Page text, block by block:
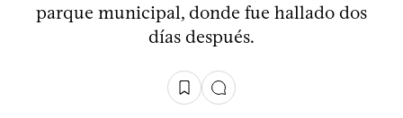
parque municipal, donde fue hallado dos
días después.